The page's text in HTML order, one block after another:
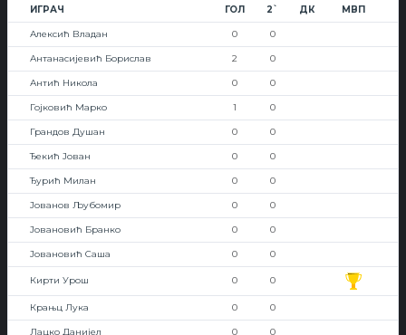
ИГРАЧ ГОЛ 2` ДК МВП
Алексић Владан 0 0
Антанасијевић Борислав 2 0
Антић Никола 0 0
Гојковић Марко 1 0
Грандов Душан 0 0
Ђекић Јован 0 0
Ђурић Милан 0 0
Јованов Љубомир 0 0
Јовановић Бранко 0 0
Јовановић Саша 0 0
Кирти Урош 0 0
Крањц Лука 0 0
Лацко Данијел 0 0